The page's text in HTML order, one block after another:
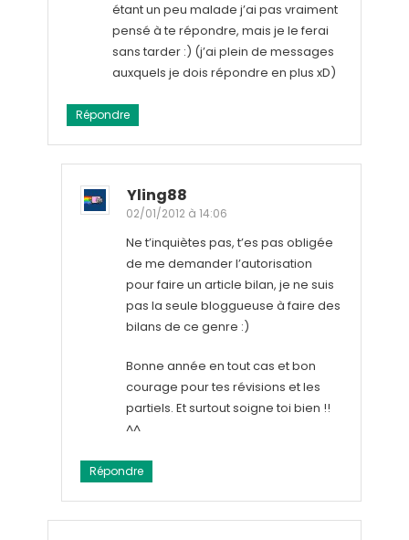
étant un peu malade j’ai pas vraiment
pensé à te répondre, mais je le ferai
sans tarder :) (j’ai plein de messages
auxquels je dois répondre en plus xD)
Répondre
Yling88
02/01/2012 à 14:06
Ne t’inquiètes pas, t’es pas obligée
de me demander l’autorisation
pour faire un article bilan, je ne suis
pas la seule bloggueuse à faire des
bilans de ce genre :)
Bonne année en tout cas et bon
courage pour tes révisions et les
partiels. Et surtout soigne toi bien !!
^^
Répondre